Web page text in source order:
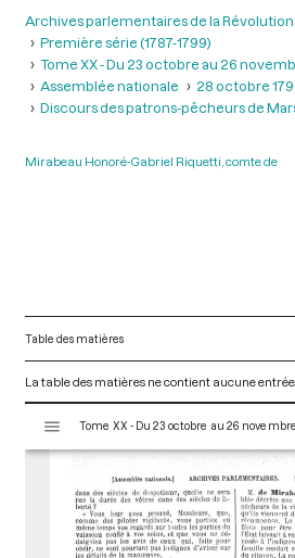
Archives parlementaires de la Révolution
Première série (1787-1799)
Tome XX - Du 23 octobre au 26
Assemblée nationale
28 octobre
Discours des patrons-pêcheurs de
Mirabeau Honoré-Gabriel Riquetti, comte de
Table des matières
La table des matières ne contient aucune entrée.
s
Tome XX - Du 23 octobre au 26